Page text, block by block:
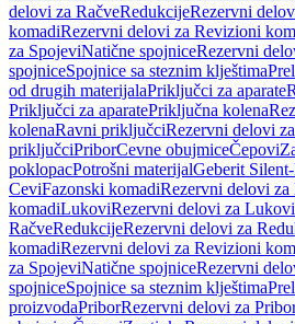
delovi za RačveRedukcijeRezervni
komadiRezervni delovi za Revizioni
za SpojeviNatične spojniceRezervni
spojniceSpojnice sa steznim klještima
od drugih materijalaPriključci za aparate
Priključci za aparatePriključna kolena
kolenaRavni priključciRezervni delovi
priključciPriborCevne obujmiceČepovi
poklopacPotrošni materijalGeberit
CeviFazonski komadiRezervni delovi za
komadiLukoviRezervni delovi za Lukovi
RačveRedukcijeRezervni delovi za
komadiRezervni delovi za Revizioni
za SpojeviNatične spojniceRezervni
spojniceSpojnice sa steznim klještima
proizvodaPriborRezervni delovi za